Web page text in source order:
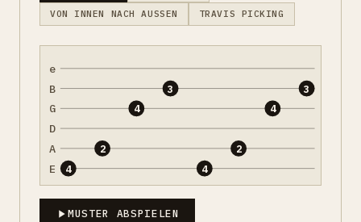
VON INNEN NACH AUSSEN TRAVIS PICKING
e
B
G
D
A
E 4
2
4
3
4
2
4
3
MUSTER ABSPIELEN